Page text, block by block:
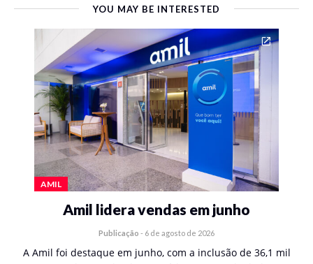
YOU MAY BE INTERESTED
AMIL
Amil lidera vendas em junho
Publicação - 6 de agosto de 2026
A Amil foi destaque em junho, com a inclusão de 36,1 mil